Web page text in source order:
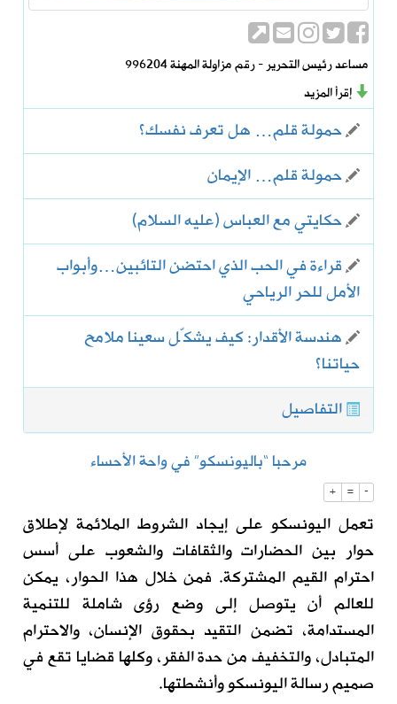
مساعد رئيس التحرير - رقم مزاولة المهنة 996204
إقرأ المزيد
حمولة قلم… هل تعرف نفسك؟
حمولة قلم… الإيمان
حكايتي مع العباس (عليه السلام)
قراءة في الحب الذي احتضن التائبين…وأبواب
الأمل للحر الرياحي
هندسة الأقدار: كيف يشكّل سعينا ملامح
حياتنا؟
التفاصيل
مرحبا “باليونسكو” في واحة الأحساء
+ = -
تعمل اليونسكو على إيجاد الشروط الملائمة لإطلاق
حوار بين الحضارات والثقافات والشعوب على أسس
احترام القيم المشتركة. فمن خلال هذا الحوار، يمكن
للعالم أن يتوصل إلى وضع رؤى شاملة للتنمية
المستدامة، تضمن التقيد بحقوق الإنسان، والاحترام
المتبادل، والتخفيف من حدة الفقر، وكلها قضايا تقع في
صميم رسالة اليونسكو وأنشطتها.